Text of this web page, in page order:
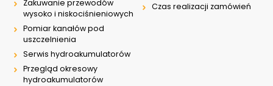
Zakuwanie przewodów
wysoko i niskociśnieniowych
Pomiar kanałów pod
uszczelnienia
Serwis hydroakumulatorów
Przegląd okresowy
hydroakumulatorów
Czas realizacji zamówień